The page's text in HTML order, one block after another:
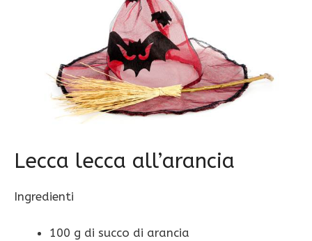
Lecca lecca all’arancia
Ingredienti
100 g di succo di arancia